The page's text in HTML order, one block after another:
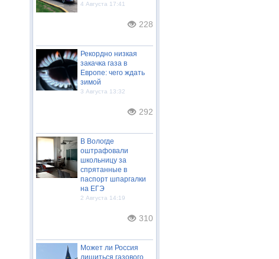
4 Августа 17:41
228
Рекордно низкая
закачка газа в
Европе: чего ждать
зимой
3 Августа 13:32
292
В Вологде
оштрафовали
школьницу за
спрятанные в
паспорт шпаргалки
на ЕГЭ
2 Августа 14:19
310
Может ли Россия
лишиться газового